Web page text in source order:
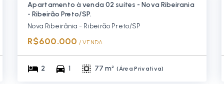
Apartamento à venda 02 suítes - Nova Ribeirania
- Ribeirão Preto/SP.
Nova Ribeirânia - Ribeirão Preto/SP
R$600.000 / VENDA
2 1 77 m² (Área Privativa)